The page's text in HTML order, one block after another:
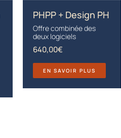
PHPP + Design PH
Offre combinée des
deux logiciels
640,00€
EN SAVOIR PLUS